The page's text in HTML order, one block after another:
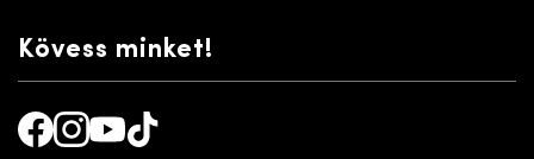
Kövess minket!